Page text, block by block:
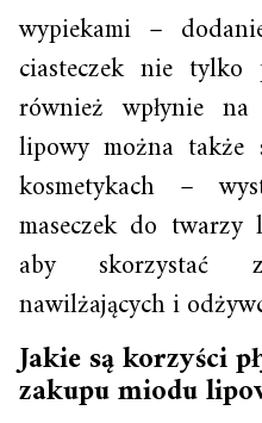
wypiekami –
ciasteczek nie
również wpłynie
lipowy można także
kosmetykach –
maseczek do twarzy
aby skorzystać
nawilżających i
Jakie są korzyści
zakupu miodu